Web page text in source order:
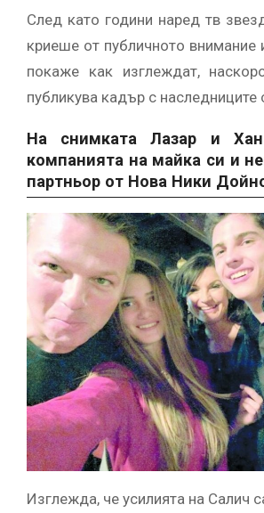
След като години наред тв
криеше от публичното внимание
покаже как изглеждат,
публикува кадър с наследниците
На снимката Лазар и
компанията на майка си и
партньор от Нова Ники
Изглежда, че усилията на Салич